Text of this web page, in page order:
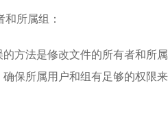
所属组：
的方法是修改文件的所有者和
保所属用户和组有足够的权限来